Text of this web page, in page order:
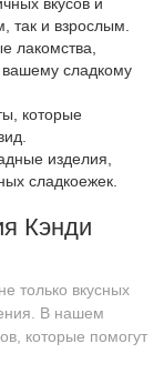
вкусов и
так и взрослым.
лакомства,
сладкому
которые
изделия,
сладкоежек.
Кэнди
только вкусных
В нашем
которые помогут